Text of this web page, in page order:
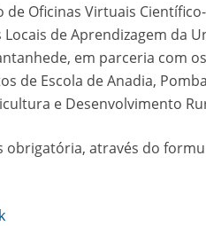
de Oficinas Virtuais
de Aprendizagem da
em parceria com
de Escola de Anadia,
e Desenvolvimento
obrigatória, através do